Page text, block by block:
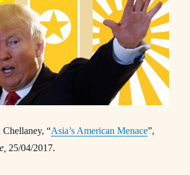
Chellaney, “Asia’s American Menace”,
25/04/2017.